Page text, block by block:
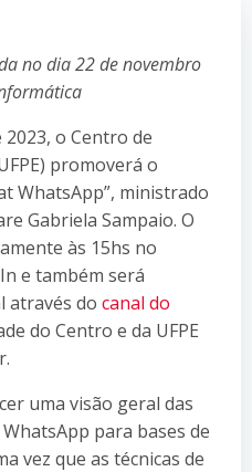
no dia 22 de novembro
o Centro de
promoverá o
WhatsApp”, ministrado
Gabriela Sampaio. O
às 15hs no
e também será
através do canal do
do Centro e da UFPE
uma visão geral das
para bases de
vez que as técnicas de